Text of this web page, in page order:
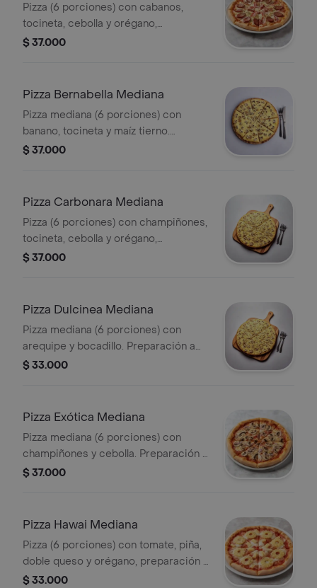
Pizza (6 porciones) con cabanos,
tocineta, cebolla y orégano,
preparación a elegir.
$ 37.000
Pizza Bernabella Mediana
Pizza mediana (6 porciones) con
banano, tocineta y maíz tierno.
Preparación a elegir.
$ 37.000
Pizza Carbonara Mediana
Pizza (6 porciones) con champiñones,
tocineta, cebolla y orégano,
preparación a elegir.
$ 37.000
Pizza Dulcinea Mediana
Pizza mediana (6 porciones) con
arequipe y bocadillo. Preparación a
elegir.
$ 33.000
Pizza Exótica Mediana
Pizza mediana (6 porciones) con
champiñones y cebolla. Preparación a
elegir.
$ 37.000
Pizza Hawai Mediana
Pizza (6 porciones) con tomate, piña,
doble queso y orégano, preparación a
elegir.
$ 33.000